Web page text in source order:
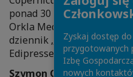
ponad 30 mediom w
Orkla Media) i we Francji
dziennik „Ouest-France”) i
Edipresse).
Szymon Chodkowski-
Zyskaj dostęp
przygotowanych
Izbę
nowych